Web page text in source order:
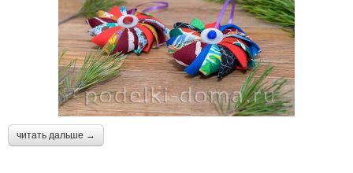
читать дальше →